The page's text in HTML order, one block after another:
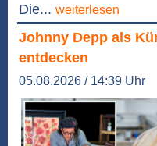
Die... weiterlesen
Johnny Depp als
entdecken
05.08.2026 / 14:39 Uhr